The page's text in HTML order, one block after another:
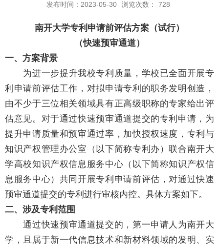
发布时间：2023-05-30 浏览次数： 728
南开大学专利申请前评估方案（试行）
（快速预审通道）
一、方案背景
为进一步提升我校专利质量，学校已全面开展专
利申请前评估工作，对拟申请专利的职务发明创造，
由不少于三位相关领域具有正高级职称的专家给出评
估意见。对于通过快速预审通道提交的专利申请，为
提升申请质量和预审通过率，加快授权速度，专利与
知识产权管理办公室（以下简称专利办）联合南开大
学高校知识产权信息服务中心（以下简称知识产权信
息服务中心）共同开展专利申请前评估，对通过快速
预审通道提交的专利进行审核内控。具体方案如下。
二、涉及专利范围
通过快速预审通道提交的，第一申请人为南开大
学，且属于新一代信息技术和新材料领域的发明、实